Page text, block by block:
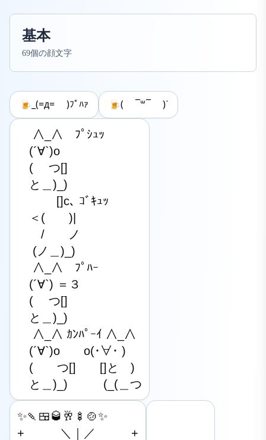
基本
69個の顔文字
🍺_(=д= )ﾌﾟﾊｧ 🍺( ¯꒳​¯ )ᐝ
∧_∧　ﾌﾟｼｭｯ
(´∀`)o
(　 つ[]
と＿)_)
[]c､ ｺﾞｷｭｯ
＜(　　)|
/　　ノ
(ノ＿)_)
∧_∧　ﾌﾟﾊｰ
(´∀`) ＝３
(　 つ[]
と＿)_)
∧_∧ ｶﾝﾊﾟｰｲ ∧_∧
(´∀`)o　　o(･∀･ )
(　　つ[]　　[]と　)
と＿)_)　　　(_(＿つ
✨🍡🍱🥃🥂🍢🍲✨
+　　　＼｜／　　　+